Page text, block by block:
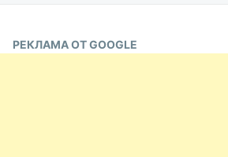
РЕКЛАМА ОТ GOOGLE